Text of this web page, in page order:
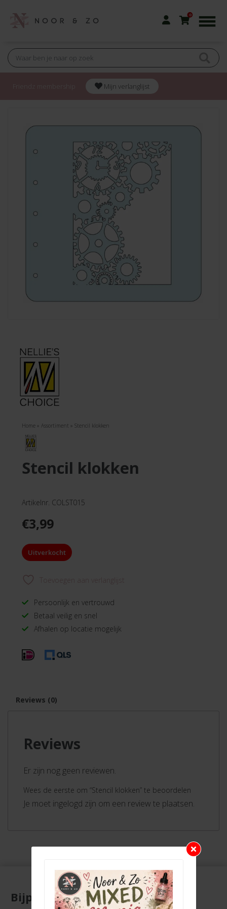
0
Mijn verlanglijst
Home » Assortiment » Stencil klokken
stencil klokken
Artikelnr. COLST015
€3,99
Uitverkocht
Persoonlijk en vertrouwd
Betaal veilig en snel
Afhalen op locatie mogelijk
Reviews (0)
Reviews
Er zijn nog geen reviewen.
Wees de eerste om “Stencil klokken” te beoordelen
Je moet ingelogd zijn om een review te plaatsen.
Bijpassende producten